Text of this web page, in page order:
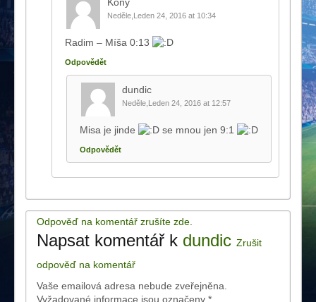
Neděle,Leden 24, 2016 at 10:34
Radim – Míša 0:13
Odpovědět
dundic
Neděle,Leden 24, 2016 at 12:57
Misa je jinde se mnou jen 9:1
Odpovědět
Odpověď na komentář zrušíte zde.
Napsat komentář k dundic Zrušit
odpověď na komentář
Vaše emailová adresa nebude zveřejněna.
Vyžadované informace jsou označeny *